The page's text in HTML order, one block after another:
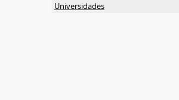
Universidades